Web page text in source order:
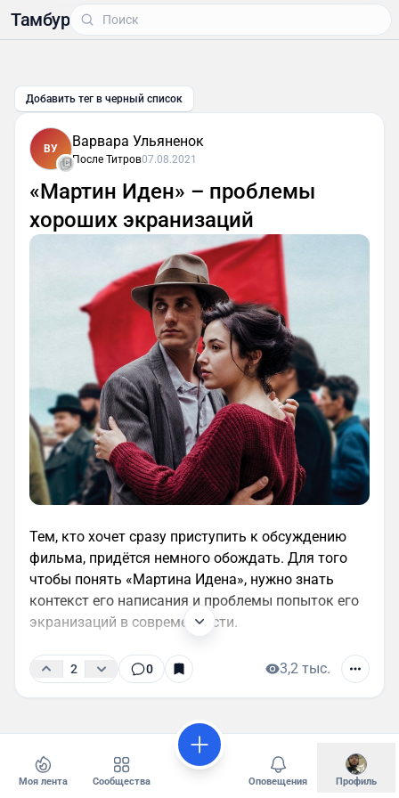
Тамбур
Добавить тег в черный список
ВУ Варвара Ульяненок
После Титров07.08.2021
«Мартин Иден» – проблемы
хороших экранизаций
Тем, кто хочет сразу приступить к обсуждению
фильма, придётся немного обождать. Для того
чтобы понять «Мартина Идена», нужно знать
контекст его написания и проблемы попыток его
экранизаций в современности.
2 0 3,2 тыс.
Моя лента Сообщества Оповещения Профиль